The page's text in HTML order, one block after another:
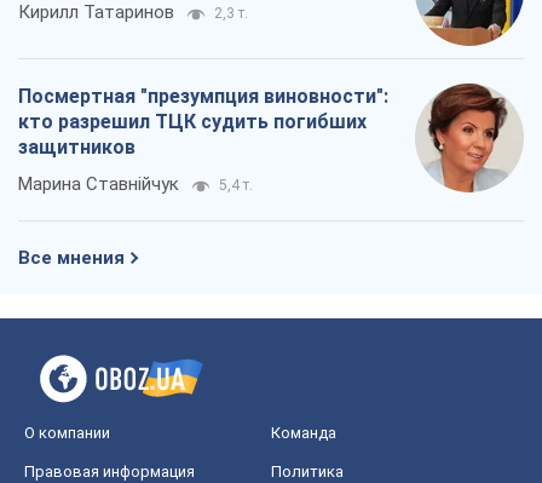
Кирилл Татаринов 2,3 т.
Посмертная "презумпция виновности":
кто разрешил ТЦК судить погибших
защитников
Марина Ставнійчук 5,4 т.
Все мнения
О компании Команда
Правовая информация
Политика